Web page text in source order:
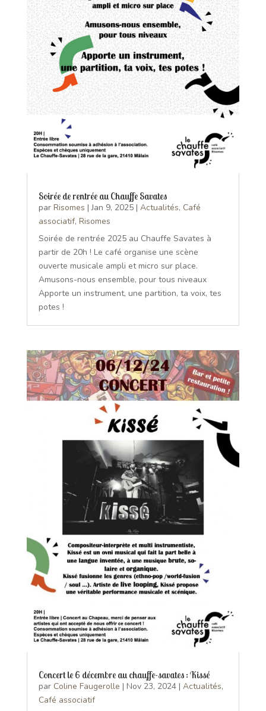
Soirée de rentrée au Chauffe Savates
par Risomes |Jan 9, 2025| Actualités, Café
associatif, Risomes
Soirée de rentrée 2025 au Chauffe Savates à
partir de 20h ! Le café organise une scène
ouverte musicale ampli et micro sur place.
Amusons-nous ensemble, pour tous niveaux
Apporte un instrument, une partition, ta voix, tes
potes !
Concert le 6 décembre au chauffe-savates : Kissé
par Coline Faugerolle | Nov 23, 2024| Actualités,
Café associatif